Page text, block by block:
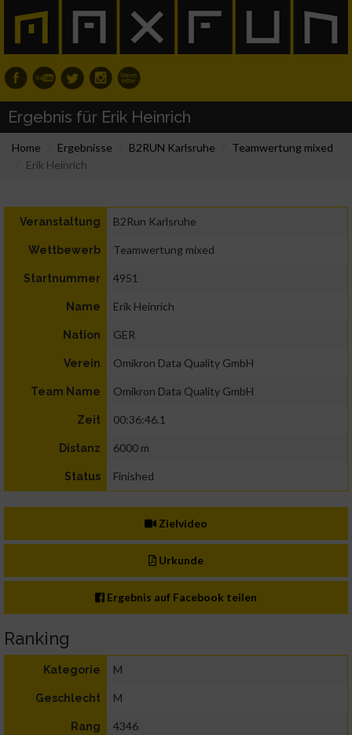
Ergebnis für Erik Heinrich
Home Ergebnisse B2RUN Karlsruhe
Teamwertung mixed
Erik Heinrich
Veranstaltung B2Run Karlsruhe
Wettbewerb Teamwertung mixed
Startnummer 4951
Name Erik Heinrich
Nation GER
Verein Omikron Data Quality GmbH
Team Name Omikron Data Quality GmbH
Zeit 00:36:46.1
Distanz 6000 m
Status Finished
Zielvideo
Urkunde
Ergebnis auf Facebook teilen
Ranking
Kategorie M
Geschlecht M
Rang 4346